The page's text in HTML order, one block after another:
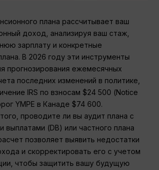
плана рассчитывает ваш
доход, анализируя ваш стаж,
зарплату и конкретные
В 2026 году эти инструменты
прогнозирования ежемесячных
последних изменений в политике,
IRS по взносам $24 500 (Notice
YMPE в Канаде $74 600.
проводите ли вы аудит плана с
выплатами (DB) или частного плана
позволяет выявить недостатки
и скорректировать его с учетом
чтобы защитить вашу будущую